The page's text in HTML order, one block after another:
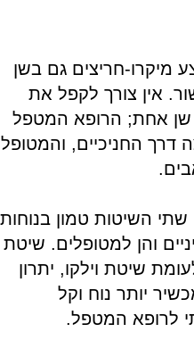
מיקרו-חריצים גם בשן
אין צורך לקפל את
שן אחת; הרופא המטפל
החניכיים, והמטופל
שתי השיטות טמון בנוחות
והן למטופלים. שיטת
שיטת וילקו, יתרון
יותר נוח וקל
לרופא המטפל.